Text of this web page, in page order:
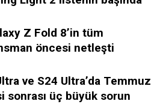
Z Fold 8’in tüm
öncesi netleşti
ve S24 Ultra’da Temmuz
sonrası üç büyük sorun